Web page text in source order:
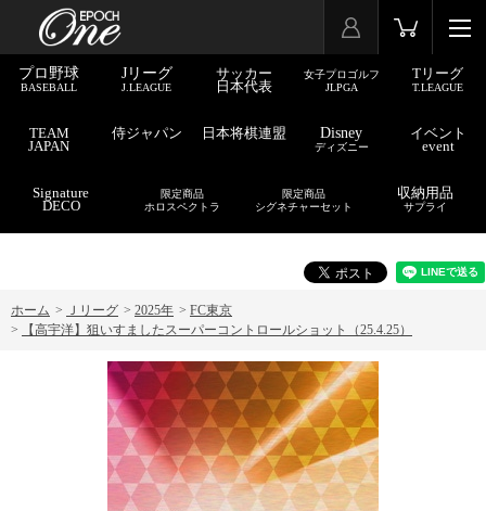
プロ野球
BASEBALL
Jリーグ
J.LEAGUE
サッカー
日本代表
女子プロゴルフ
JLPGA
Tリーグ
T.LEAGUE
TEAM
JAPAN
侍ジャパン 日本将棋連盟 Disney
ディズニー
イベント
event
Signature
DECO
限定商品
ホロスペクトラ
限定商品
シグネチャーセット
収納用品
サプライ
ホーム > Ｊリーグ > 2025年 > FC東京
>
【高宇洋】狙いすましたスーパーコントロールショット（25.4.25）